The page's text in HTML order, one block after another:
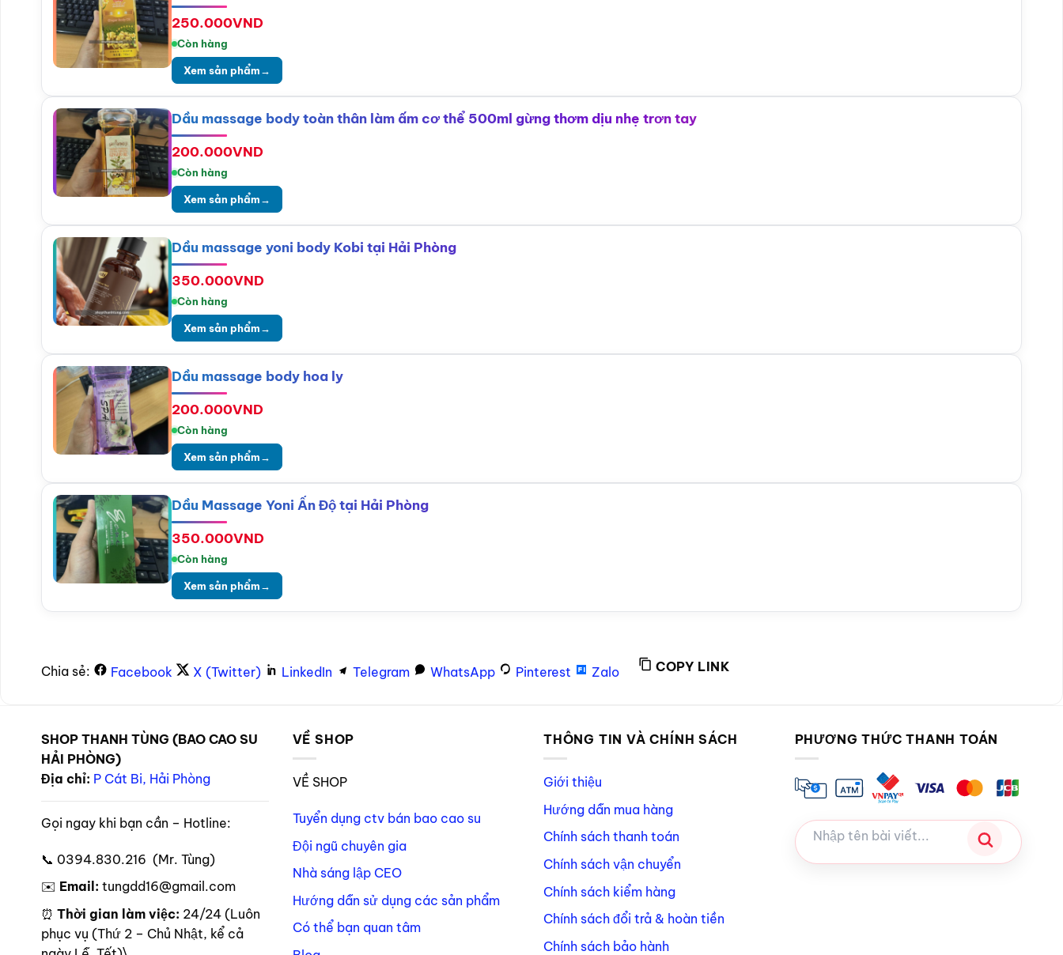
250.000VND
Còn hàng
Xem sản phẩm→
Dầu massage body toàn thân làm ấm cơ thể 500ml gừng thơm dịu nhẹ trơn tay
200.000VND
Còn hàng
Xem sản phẩm→
Dầu massage yoni body Kobi tại Hải Phòng
350.000VND
Còn hàng
Xem sản phẩm→
Dầu massage body hoa ly
200.000VND
Còn hàng
Xem sản phẩm→
Dầu Massage Yoni Ấn Độ tại Hải Phòng
350.000VND
Còn hàng
Xem sản phẩm→
Chia sẻ: Facebook X (Twitter) LinkedIn Telegram WhatsApp Pinterest Zalo COPY LINK
SHOP THANH TÙNG (BAO CAO SU
HẢI PHÒNG)
Địa chỉ: P Cát Bi, Hải Phòng
Gọi ngay khi bạn cần – Hotline:
📞 0394.830.216 (Mr. Tùng)
✉️ Email: tungdd16@gmail.com
⏰ Thời gian làm việc: 24/24 (Luôn
phục vụ (Thứ 2 – Chủ Nhật, kể cả
VỀ SHOP
VỀ SHOP
Tuyển dụng ctv bán bao cao su
Đội ngũ chuyên gia
Nhà sáng lập CEO
Hướng dẫn sử dụng các sản phẩm
Có thể bạn quan tâm
THÔNG TIN VÀ CHÍNH SÁCH
Giới thiệu
Hướng dẫn mua hàng
Chính sách thanh toán
Chính sách vận chuyển
Chính sách kiểm hàng
Chính sách đổi trả & hoàn tiền
Chính sách bảo hành
PHƯƠNG THỨC THANH TOÁN